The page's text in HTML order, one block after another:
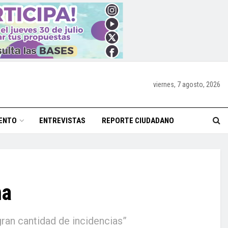
viernes, 7 agosto, 2026
ENTREVISTAS REPORTE CIUDADANO
cantidad de incidencias”